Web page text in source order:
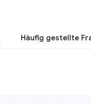
Häufig gestellte